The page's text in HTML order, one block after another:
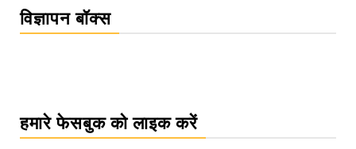
विज्ञापन बॉक्स
हमारे फेसबुक को लाइक करें